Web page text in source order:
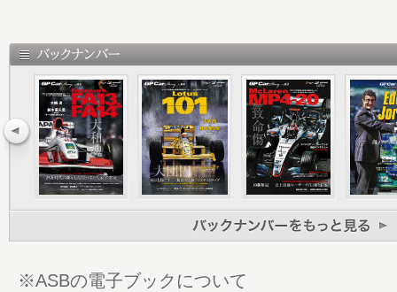
Japanese Grand Prix Highlights もっと、
った。
地の利と空回りの聖地──GP Car Column
こだわりのツインキール──EJ12 Gallery
無駄遣いのつけだ! ──ゲイリー・アンダー
チームとしてまとまりに欠けていた──ア
ンタビュー
EJ12 Variations──レースごとの仕様とモ
ホンダ第三期エンジンのすべてに携わっ
り！
※ASBの電子ブックについて